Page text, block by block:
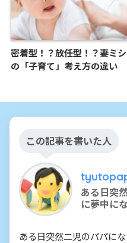
密着型！？放任型！？妻ミ
の「子育て」考え方の違い
この記事を書いた人
ある日突
に夢中に
ある日突然二児のパパに